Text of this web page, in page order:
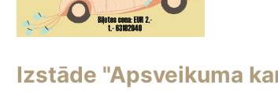
Izstāde "Apsveikuma